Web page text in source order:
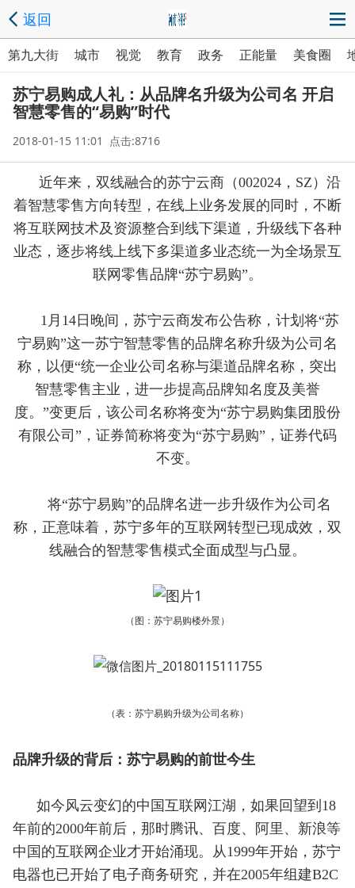
返回
第九大街 城市 视觉 教育 政务 正能量 美食圈
苏宁易购成人礼：从品牌名升级为公司名 开启
智慧零售的“易购”时代
2018-01-15 11:01 点击:8716
近年来，双线融合的苏宁云商（002024，SZ）沿
着智慧零售方向转型，在线上业务发展的同时，不断
将互联网技术及资源整合到线下渠道，升级线下各种
业态，逐步将线上线下多渠道多业态统一为全场景互
联网零售品牌“苏宁易购”。
1月14日晚间，苏宁云商发布公告称，计划将“苏
宁易购”这一苏宁智慧零售的品牌名称升级为公司名
称，以便“统一企业公司名称与渠道品牌名称，突出
智慧零售主业，进一步提高品牌知名度及美誉
度。”变更后，该公司名称将变为“苏宁易购集团股份
有限公司”，证券简称将变为“苏宁易购”，证券代码
不变。
将“苏宁易购”的品牌名进一步升级作为公司名
称，正意味着，苏宁多年的互联网转型已现成效，双
线融合的智慧零售模式全面成型与凸显。
（图：苏宁易购楼外景）
（表：苏宁易购升级为公司名称）
品牌升级的背后：苏宁易购的前世今生
如今风云变幻的中国互联网江湖，如果回望到18
年前的2000年前后，那时腾讯、百度、阿里、新浪等
中国的互联网企业才开始涌现。从1999年开始，苏宁
电器也已开始了电子商务研究，并在2005年组建B2C